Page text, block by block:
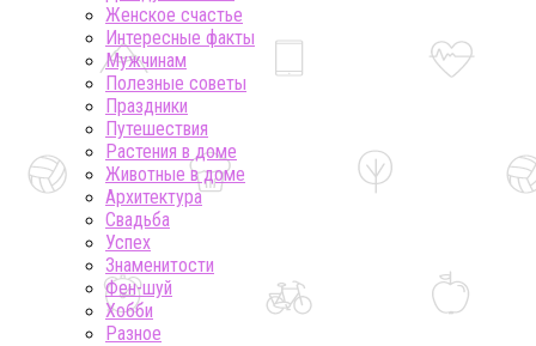
Женское счастье
Интересные факты
Мужчинам
Полезные советы
Праздники
Путешествия
Растения в доме
Животные в доме
Архитектура
Свадьба
Успех
Знаменитости
Фен-шуй
Хобби
Разное